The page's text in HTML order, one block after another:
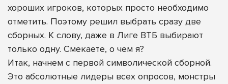
хороших игроков, которых просто необходимо
отметить. Поэтому решил выбрать сразу две
сборных. К слову, даже в Лиге ВТБ выбирают
только одну. Смекаете, о чем я?
Итак, начнем с первой символической сборной.
Это абсолютные лидеры всех опросов, монстры